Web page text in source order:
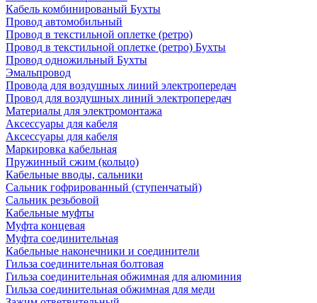
Кабель комбинированый Бухты
Провод автомобильный
Провод в текстильной оплетке (ретро)
Провод в текстильной оплетке (ретро) Бухты
Провод одножильный Бухты
Эмальпровод
Провода для воздушных линий электропередач
Провод для воздушных линий электропередач
Материалы для электромонтажа
Аксессуары для кабеля
Аксессуары для кабеля
Маркировка кабельная
Пружинный сжим (кольцо)
Кабельные вводы, сальники
Сальник гофрированный (ступенчатый)
Сальник резьбовой
Кабельные муфты
Муфта концевая
Муфта соединительная
Кабельные наконечники и соединители
Гильза соединительная болтовая
Гильза соединительная обжимная для алюминия
Гильза соединительная обжимная для меди